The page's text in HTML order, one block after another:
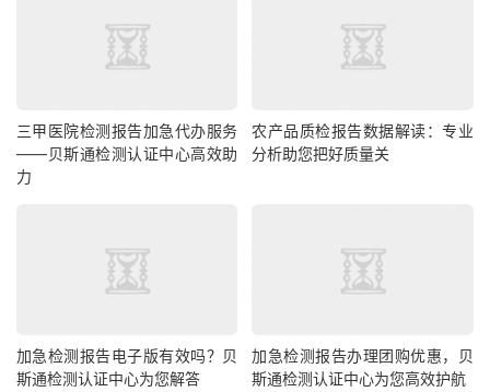
三甲医院检测报告加急代办服务
——贝斯通检测认证中心高效助
力
农产品质检报告数据解读：专业
分析助您把好质量关
加急检测报告电子版有效吗？贝
斯通检测认证中心为您解答
加急检测报告办理团购优惠，贝
斯通检测认证中心为您高效护航